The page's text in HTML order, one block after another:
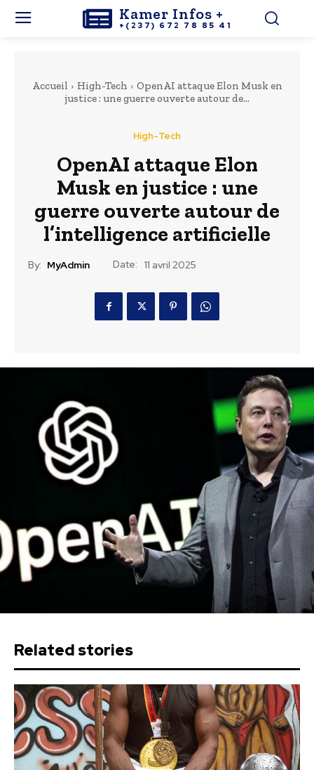
Kamer Infos +
+(237) 672 78 85 41
Accueil High-Tech
OpenAI attaque Elon Musk en
justice : une guerre ouverte autour de...
High-Tech
OpenAI attaque Elon
Musk en justice : une
guerre ouverte autour de
l’intelligence artificielle
By: MyAdmin Date: 11 avril 2025
Related stories